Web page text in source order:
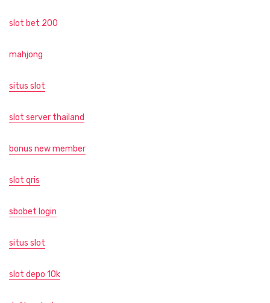
slot bet 200
mahjong
situs slot
slot server thailand
bonus new member
slot qris
sbobet login
situs slot
slot depo 10k